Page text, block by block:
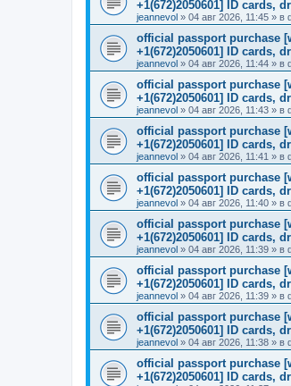
+1(672)2050601] ID cards, dr
jeannevol » 04 авг 2026, 11:45 » в
official passport purchase
+1(672)2050601] ID cards, dr
jeannevol » 04 авг 2026, 11:44 » в
official passport purchase
+1(672)2050601] ID cards, dr
jeannevol » 04 авг 2026, 11:43 » в
official passport purchase
+1(672)2050601] ID cards, dr
jeannevol » 04 авг 2026, 11:41 » в
official passport purchase
+1(672)2050601] ID cards, dr
jeannevol » 04 авг 2026, 11:40 » в
official passport purchase
+1(672)2050601] ID cards, dr
jeannevol » 04 авг 2026, 11:39 » в
official passport purchase
+1(672)2050601] ID cards, dr
jeannevol » 04 авг 2026, 11:39 » в
official passport purchase
+1(672)2050601] ID cards, dr
jeannevol » 04 авг 2026, 11:38 » в
official passport purchase
+1(672)2050601] ID cards, dr